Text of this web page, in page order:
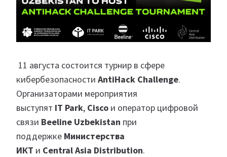
11 августа состоится турнир в сфере
кибербезопасности AntiHack Challenge.
Организаторами мероприятия
выступят IT Park, Cisco и оператор цифровой
связи Beeline Uzbekistan при
поддержке Министерства
ИКТ и CentralAsia Distribution.